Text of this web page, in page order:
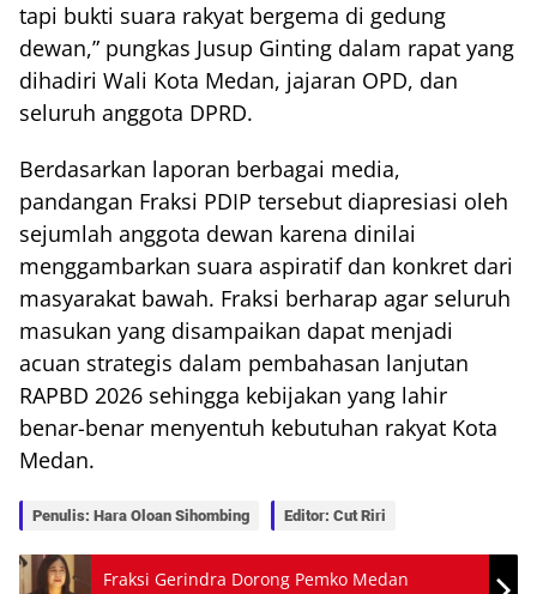
tapi bukti suara rakyat bergema di gedung
dewan,” pungkas Jusup Ginting dalam rapat yang
dihadiri Wali Kota Medan, jajaran OPD, dan
seluruh anggota DPRD.
Berdasarkan laporan berbagai media,
pandangan Fraksi PDIP tersebut diapresiasi oleh
sejumlah anggota dewan karena dinilai
menggambarkan suara aspiratif dan konkret dari
masyarakat bawah. Fraksi berharap agar seluruh
masukan yang disampaikan dapat menjadi
acuan strategis dalam pembahasan lanjutan
RAPBD 2026 sehingga kebijakan yang lahir
benar-benar menyentuh kebutuhan rakyat Kota
Medan.
Penulis: Hara Oloan Sihombing Editor: Cut Riri
Fraksi Gerindra Dorong Pemko Medan